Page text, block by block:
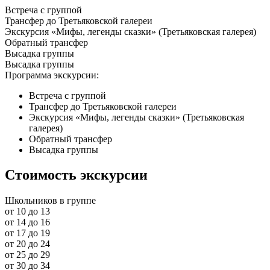
Встреча с группой
Трансфер до Третьяковской галереи
Экскурсия «Мифы, легенды сказки» (Третьяковская галерея)
Обратный трансфер
Высадка группы
Высадка группы
Программа экскурсии:
Встреча с группой
Трансфер до Третьяковской галереи
Экскурсия «Мифы, легенды сказки» (Третьяковская
галерея)
Обратный трансфер
Высадка группы
Стоимость экскурсии
Школьников в группе
от 10 до 13
от 14 до 16
от 17 до 19
от 20 до 24
от 25 до 29
от 30 до 34